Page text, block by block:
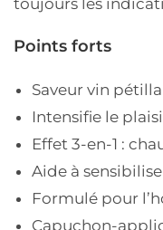
Points forts
Saveur vin
Intensifie le
Effet 3-en-1 :
Aide à
Formulé pour
Capuchon-